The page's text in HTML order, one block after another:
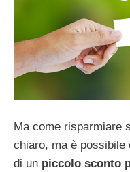
Ma come risparmiare
chiaro, ma è possibile
di un piccolo sconto